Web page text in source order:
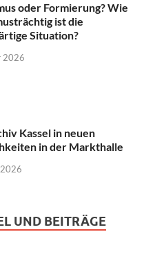
oder Formierung? Wie
ist die
Situation?
2026
Kassel in neuen
in der Markthalle
UND BEITRÄGE